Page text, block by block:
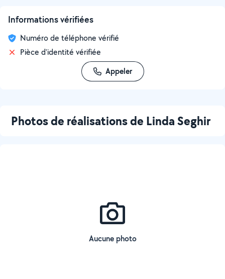
Informations vérifiées
Numéro de téléphone vérifié
Pièce d'identité vérifiée
Appeler
Photos de réalisations de Linda Seghir
Aucune photo